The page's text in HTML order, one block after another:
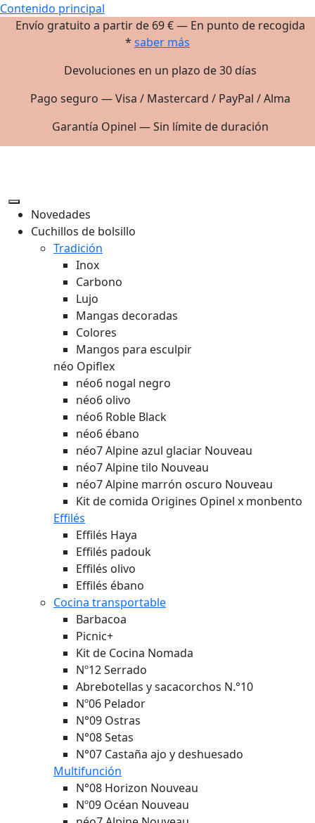
Contenido principal
Envío gratuito a partir de 69 € — En punto de recogida
* saber más
Devoluciones en un plazo de 30 días
Pago seguro — Visa / Mastercard / PayPal / Alma
Garantía Opinel — Sin límite de duración
Novedades
Cuchillos de bolsillo
Tradición
Inox
Carbono
Lujo
Mangas decoradas
Colores
Mangos para esculpir
néo Opiflex
néo6 nogal negro
néo6 olivo
néo6 Roble Black
néo6 ébano
néo7 Alpine azul glaciar Nouveau
néo7 Alpine tilo Nouveau
néo7 Alpine marrón oscuro Nouveau
Kit de comida Origines Opinel x monbento
Effilés
Effilés Haya
Effilés padouk
Effilés olivo
Effilés ébano
Cocina transportable
Barbacoa
Picnic+
Kit de Cocina Nomada
Nº12 Serrado
Abrebotellas y sacacorchos N.°10
Nº06 Pelador
N°09 Ostras
N°08 Setas
N°07 Castaña ajo y deshuesado
Multifunción
N°08 Horizon Nouveau
Nº09 Océan Nouveau